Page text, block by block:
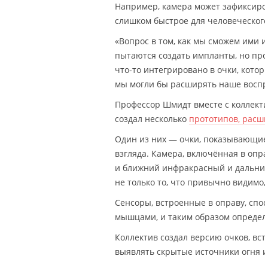
Например, камера может
слишком быстрое для
«Вопрос в том, как мы сможем ими
пытаются создать импланты, но
что-то интегрировано в очки,
мы могли бы расширять наше
Профессор Шмидт вместе с
создал несколько прототипов,
Один из них — очки, показывающие
взгляда. Камера, включённая в
и ближний инфракрасный и
не только то, что привычно
Сенсоры, встроенные в оправу,
мышцами, и таким образом
Коллектив создал версию очков,
выявлять скрытые источники